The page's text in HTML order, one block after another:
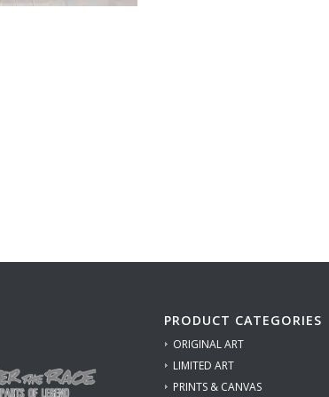
PRODUCT CATEGORIES
ORIGINAL ART
LIMITED ART
PRINTS & CANVAS